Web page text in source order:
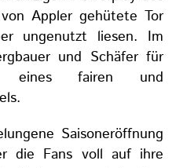
Appler gehütete Tor
ungenutzt liesen. Im
und Schäfer für
eines fairen und
Saisoneröffnung
die Fans voll auf ihre